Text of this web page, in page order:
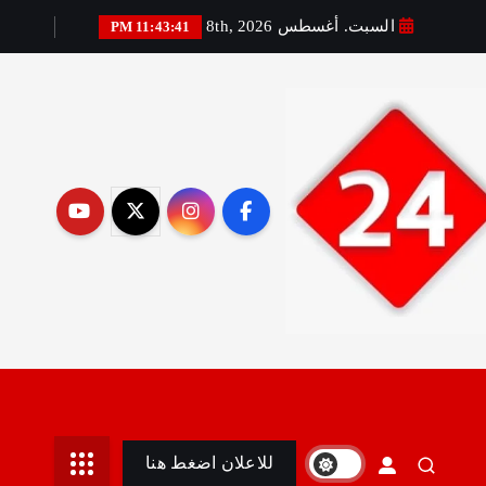
السبت. أغسطس 8th, 2026 11:43:43 PM
أمين
للاعلان اضغط هنا